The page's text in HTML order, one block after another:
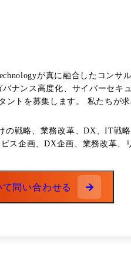
が真に融合したコンサ
ナンス高度化、サイバーセキ
トを募集します。 私たちが
オペレーティングモデル再
リのCX高度化 ・シンプレク
戦略、業務改革、DX、IT戦
企画、DX企画、業務改革、
問い合わせる